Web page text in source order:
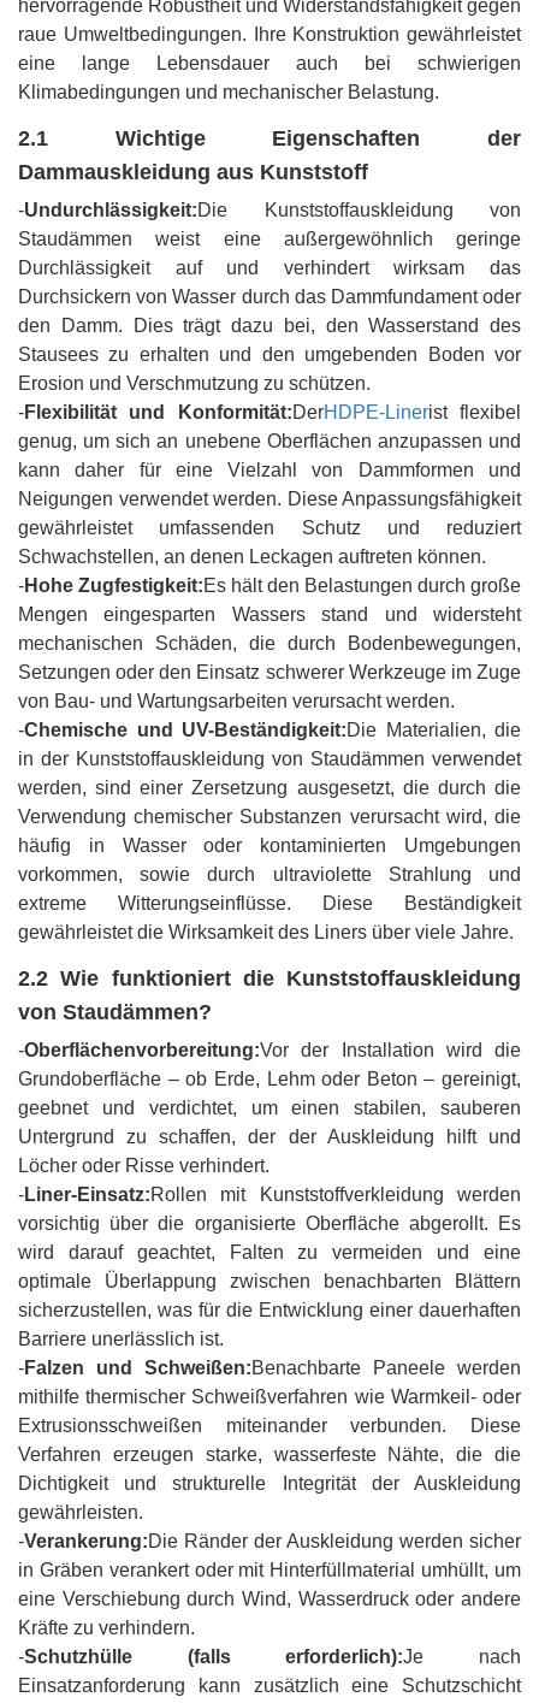
hervorragende Robustheit und Widerstandsfähigkeit gegen
raue Umweltbedingungen. Ihre Konstruktion gewährleistet
eine lange Lebensdauer auch bei schwierigen
Klimabedingungen und mechanischer Belastung.
2.1 Wichtige Eigenschaften der
Dammauskleidung aus Kunststoff
-Undurchlässigkeit:Die Kunststoffauskleidung von
Staudämmen weist eine außergewöhnlich geringe
Durchlässigkeit auf und verhindert wirksam das
Durchsickern von Wasser durch das Dammfundament oder
den Damm. Dies trägt dazu bei, den Wasserstand des
Stausees zu erhalten und den umgebenden Boden vor
Erosion und Verschmutzung zu schützen.
-Flexibilität und Konformität:DerHDPE-Linerist flexibel
genug, um sich an unebene Oberflächen anzupassen und
kann daher für eine Vielzahl von Dammformen und
Neigungen verwendet werden. Diese Anpassungsfähigkeit
gewährleistet umfassenden Schutz und reduziert
Schwachstellen, an denen Leckagen auftreten können.
-Hohe Zugfestigkeit:Es hält den Belastungen durch große
Mengen eingesparten Wassers stand und widersteht
mechanischen Schäden, die durch Bodenbewegungen,
Setzungen oder den Einsatz schwerer Werkzeuge im Zuge
von Bau- und Wartungsarbeiten verursacht werden.
-Chemische und UV-Beständigkeit:Die Materialien, die
in der Kunststoffauskleidung von Staudämmen verwendet
werden, sind einer Zersetzung ausgesetzt, die durch die
Verwendung chemischer Substanzen verursacht wird, die
häufig in Wasser oder kontaminierten Umgebungen
vorkommen, sowie durch ultraviolette Strahlung und
extreme Witterungseinflüsse. Diese Beständigkeit
gewährleistet die Wirksamkeit des Liners über viele Jahre.
2.2 Wie funktioniert die Kunststoffauskleidung
von Staudämmen?
-Oberflächenvorbereitung:Vor der Installation wird die
Grundoberfläche – ob Erde, Lehm oder Beton – gereinigt,
geebnet und verdichtet, um einen stabilen, sauberen
Untergrund zu schaffen, der der Auskleidung hilft und
Löcher oder Risse verhindert.
-Liner-Einsatz:Rollen mit Kunststoffverkleidung werden
vorsichtig über die organisierte Oberfläche abgerollt. Es
wird darauf geachtet, Falten zu vermeiden und eine
optimale Überlappung zwischen benachbarten Blättern
sicherzustellen, was für die Entwicklung einer dauerhaften
Barriere unerlässlich ist.
-Falzen und Schweißen:Benachbarte Paneele werden
mithilfe thermischer Schweißverfahren wie Warmkeil- oder
Extrusionsschweißen miteinander verbunden. Diese
Verfahren erzeugen starke, wasserfeste Nähte, die die
Dichtigkeit und strukturelle Integrität der Auskleidung
gewährleisten.
-Verankerung:Die Ränder der Auskleidung werden sicher
in Gräben verankert oder mit Hinterfüllmaterial umhüllt, um
eine Verschiebung durch Wind, Wasserdruck oder andere
Kräfte zu verhindern.
-Schutzhülle (falls erforderlich):Je nach
Einsatzanforderung kann zusätzlich eine Schutzschicht